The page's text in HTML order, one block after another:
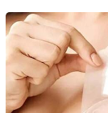
WARNING: May
urs. This product
8 hours.
4.43
4.43